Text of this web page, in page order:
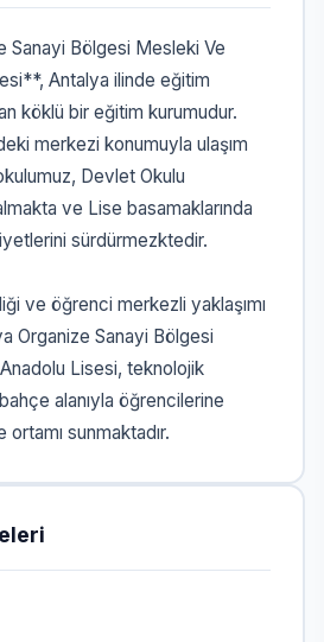
Sanayi Bölgesi Mesleki Ve
Antalya ilinde eğitim
köklü bir eğitim kurumudur.
merkezi konumuyla ulaşım
Devlet Okulu
ve Lise basamaklarında
sürdürmezktedir.
ve öğrenci merkezli yaklaşımı
Organize Sanayi Bölgesi
Lisesi, teknolojik
alanıyla öğrencilerine
sunmaktadır.